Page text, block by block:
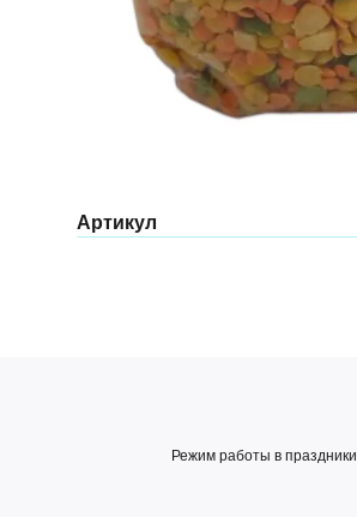
Артикул
Режим работы в праздники